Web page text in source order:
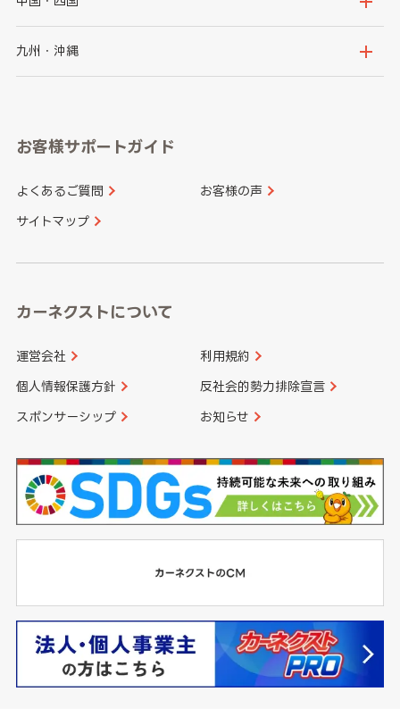
神奈川県
山梨県
愛知県
京都府
和歌山県
鳥取県
山口県
香川県 愛媛県
九州・沖縄
長崎県
大分県 宮崎県
お客様サポートガイド
よくあるご質問 お客様の声
サイトマップ
カーネクストについて
運営会社 利用規約
個人情報保護方針 反社会的勢力排除宣言
スポンサーシップ お知らせ